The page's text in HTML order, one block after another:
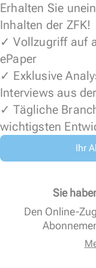
Erhalten Sie
Inhalten der ZFK!
✓ Vollzugriff auf
ePaper
✓ Exklusive
Interviews aus
✓ Tägliche
wichtigsten
Ihr
Sie
Den Online-